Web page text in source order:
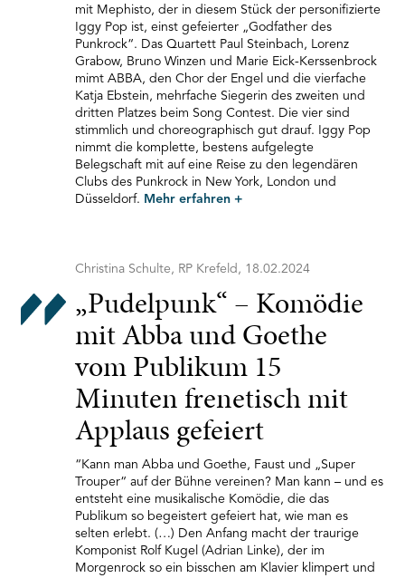
mit Mephisto, der in diesem Stück der personifizierte
Iggy Pop ist, einst gefeierter „Godfather des
Punkrock“. Das Quartett Paul Steinbach, Lorenz
Grabow, Bruno Winzen und Marie Eick-Kerssenbrock
mimt ABBA, den Chor der Engel und die vierfache
Katja Ebstein, mehrfache Siegerin des zweiten und
dritten Platzes beim Song Contest. Die vier sind
stimmlich und choreographisch gut drauf. Iggy Pop
nimmt die komplette, bestens aufgelegte
Belegschaft mit auf eine Reise zu den legendären
Clubs des Punkrock in New York, London und
Düsseldorf. Mehr erfahren +
Christina Schulte, RP Krefeld, 18.02.2024
„Pudelpunk“ – Komödie
mit Abba und Goethe
vom Publikum 15
Minuten frenetisch mit
Applaus gefeiert
“Kann man Abba und Goethe, Faust und „Super
Trouper“ auf der Bühne vereinen? Man kann – und es
entsteht eine musikalische Komödie, die das
Publikum so begeistert gefeiert hat, wie man es
selten erlebt. (…) Den Anfang macht der traurige
Komponist Rolf Kugel (Adrian Linke), der im
Morgenrock so ein bisschen am Klavier klimpert und